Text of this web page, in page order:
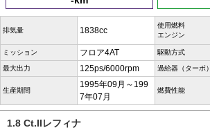
排気量 1838cc
使用燃料
エンジン
ミッション フロア4AT 駆動方式
最大出力 125ps/6000rpm 過給器（ターボ）
生産期間
1995年09月～199
7年07月
燃費性能
1.8 Ct.IIレフィナ